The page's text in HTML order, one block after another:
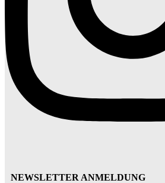
NEWSLETTER ANMELDUNG